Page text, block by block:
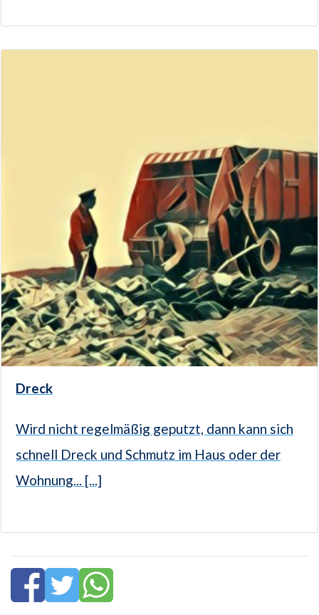
Dreck
Wird nicht regelmäßig geputzt, dann kann sich
schnell Dreck und Schmutz im Haus oder der
Wohnung... [...]